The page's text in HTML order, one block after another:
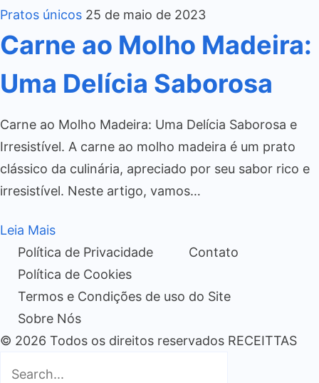
Pratos únicos 25 de maio de 2023
Carne ao Molho Madeira:
Uma Delícia Saborosa
Carne ao Molho Madeira: Uma Delícia Saborosa e
Irresistível. A carne ao molho madeira é um prato
clássico da culinária, apreciado por seu sabor rico e
irresistível. Neste artigo, vamos…
Leia Mais
Política de Privacidade
Contato
Política de Cookies
Termos e Condições de uso do Site
Sobre Nós
© 2026 Todos os direitos reservados RECEITTAS